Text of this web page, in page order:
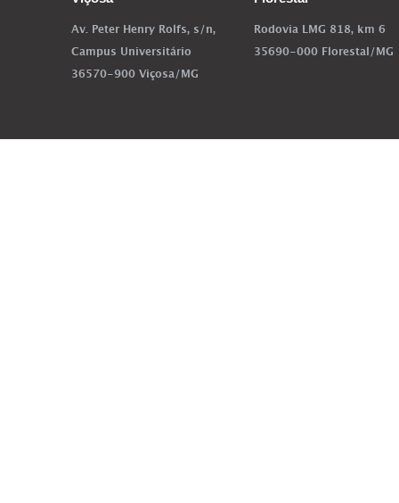
Av. Peter Henry Rolfs, s/n,
Campus Universitário
36570-900 Viçosa/MG
Rodovia LMG 818, km 6
35690-000 Florestal/MG